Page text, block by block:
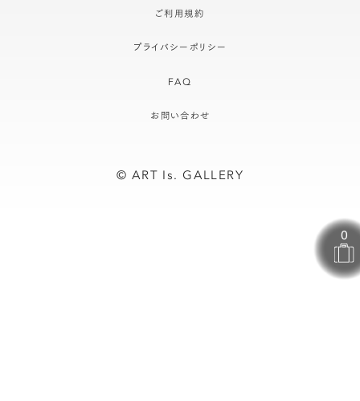
ご利用規約
プライバシーポリシー
FAQ
お問い合わせ
© ART Is. GALLERY